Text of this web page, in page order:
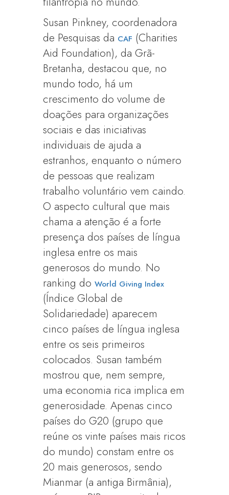
Susan Pinkney, coordenadora
de Pesquisas da CAF (Charities
Aid Foundation), da Grã-
Bretanha, destacou que, no
mundo todo, há um
crescimento do volume de
doações para organizações
sociais e das iniciativas
individuais de ajuda a
estranhos, enquanto o número
de pessoas que realizam
trabalho voluntário vem caindo.
O aspecto cultural que mais
chama a atenção é a forte
presença dos países de língua
inglesa entre os mais
generosos do mundo. No
ranking doWorld Giving Index
(Índice Global de
Solidariedade) aparecem
cinco países de língua inglesa
entre os seis primeiros
colocados. Susan também
mostrou que, nem sempre,
uma economia rica implica em
generosidade. Apenas cinco
países do G20 (grupo que
reúne os vinte países mais ricos
do mundo) constam entre os
20 mais generosos, sendo
Mianmar (a antiga Birmânia),